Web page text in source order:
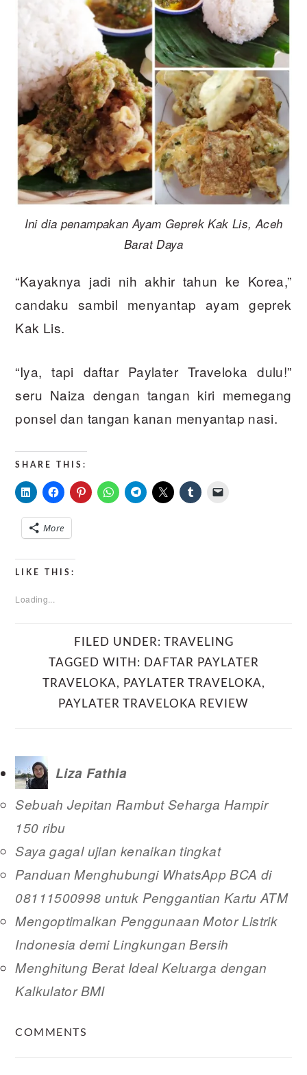
Ini dia penampakan Ayam Geprek Kak Lis, Aceh
Barat Daya
“Kayaknya jadi nih akhir tahun ke Korea,”
candaku sambil menyantap ayam geprek
Kak Lis.
“Iya, tapi daftar Paylater Traveloka dulu!”
seru Naiza dengan tangan kiri memegang
ponsel dan tangan kanan menyantap nasi.
SHARE THIS:
More
LIKE THIS:
Loading...
FILED UNDER: TRAVELING
TAGGED WITH: DAFTAR PAYLATER
TRAVELOKA, PAYLATER TRAVELOKA,
PAYLATER TRAVELOKA REVIEW
Liza Fathia
Sebuah Jepitan Rambut Seharga Hampir
150 ribu
Saya gagal ujian kenaikan tingkat
Panduan Menghubungi WhatsApp BCA di
08111500998 untuk Penggantian Kartu ATM
Mengoptimalkan Penggunaan Motor Listrik
Indonesia demi Lingkungan Bersih
Menghitung Berat Ideal Keluarga dengan
Kalkulator BMI
COMMENTS